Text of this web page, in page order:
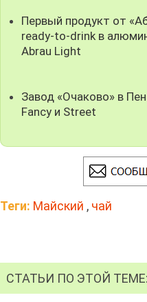
Первый продукт от
ready-to-drink в
Abrau Light
Завод «Очаково» в
Fancy и Street
Теги: Майский , чай
СТАТЬИ ПО ЭТОЙ ТЕМЕ: